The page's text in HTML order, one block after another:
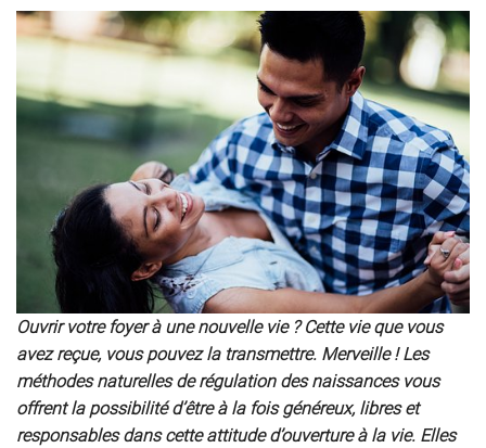
Ouvrir votre foyer à une nouvelle vie ? Cette vie que vous
avez reçue, vous pouvez la transmettre. Merveille ! Les
méthodes naturelles de régulation des naissances vous
offrent la possibilité d’être à la fois généreux, libres et
responsables dans cette attitude d’ouverture à la vie. Elles